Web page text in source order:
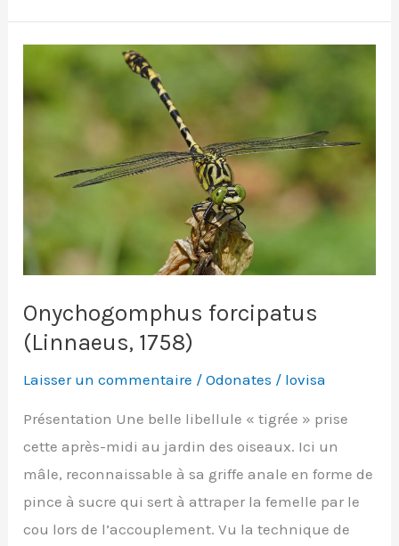
libellules
Onychogomphus forcipatus
(Linnaeus, 1758)
Laisser un commentaire /Odonates / lovisa
Présentation Une belle libellule « tigrée » prise
cette après-midi au jardin des oiseaux. Ici un
mâle, reconnaissable à sa griffe anale en forme de
pince à sucre qui sert à attraper la femelle par le
cou lors de l’accouplement. Vu la technique de